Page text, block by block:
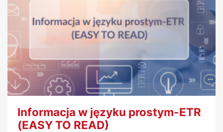
Informacja w języku prostym-ETR
(EASY TO READ)